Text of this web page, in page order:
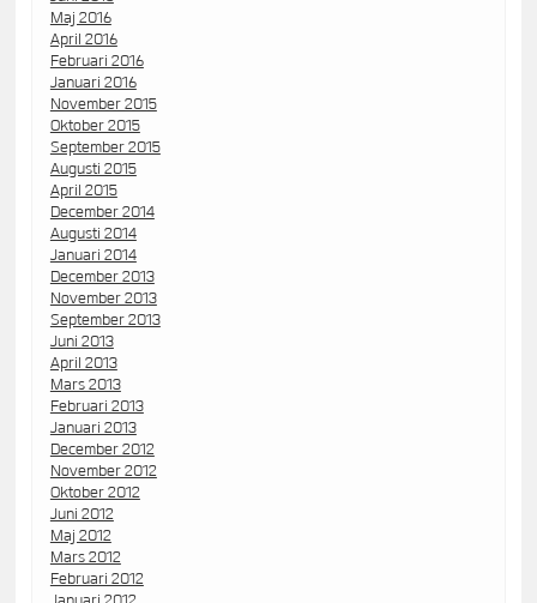
Maj 2016
April 2016
Februari 2016
Januari 2016
November 2015
Oktober 2015
September 2015
Augusti 2015
April 2015
December 2014
Augusti 2014
Januari 2014
December 2013
November 2013
September 2013
Juni 2013
April 2013
Mars 2013
Februari 2013
Januari 2013
December 2012
November 2012
Oktober 2012
Juni 2012
Maj 2012
Mars 2012
Februari 2012